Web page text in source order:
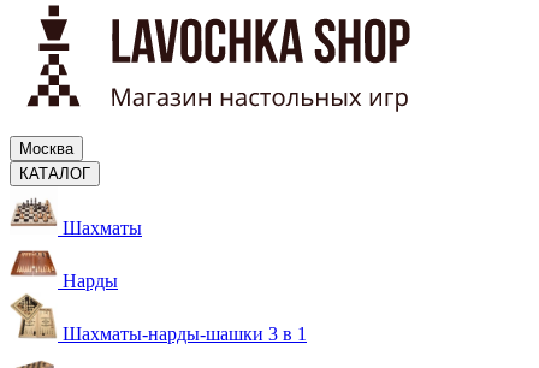
Москва
КАТАЛОГ
Шахматы
Нарды
Шахматы-нарды-шашки 3 в 1